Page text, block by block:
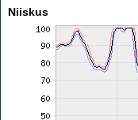
Niiskus